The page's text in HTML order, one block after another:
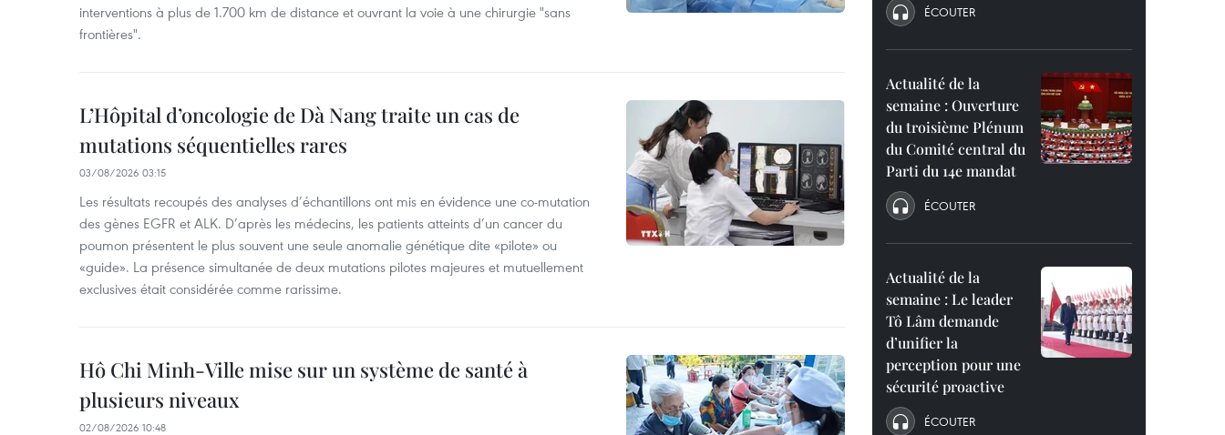
interventions à plus de 1.700 km de distance et ouvrant la voie à une chirurgie "sans
frontières".
L’Hôpital d’oncologie de Dà Nang traite un cas de
mutations séquentielles rares
03/08/2026 03:15
Les résultats recoupés des analyses d’échantillons ont mis en évidence une co-mutation
des gènes EGFR et ALK. D’après les médecins, les patients atteints d’un cancer du
poumon présentent le plus souvent une seule anomalie génétique dite «pilote» ou
«guide». La présence simultanée de deux mutations pilotes majeures et mutuellement
exclusives était considérée comme rarissime.
Hô Chi Minh-Ville mise sur un système de santé à
plusieurs niveaux
02/08/2026 10:48
ÉCOUTER
Actualité de la
semaine : Ouverture
du troisième Plénum
du Comité central du
Parti du 14e mandat
ÉCOUTER
Actualité de la
semaine : Le leader
Tô Lâm demande
d’unifier la
perception pour une
sécurité proactive
ÉCOUTER